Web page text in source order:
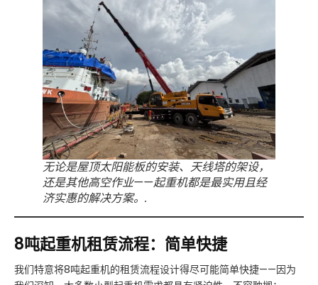
无论是屋顶太阳能板的安装、天线塔的架设，
还是其他高空作业——起重机都是最实用且经
济实惠的解决方案。.
8吨起重机租赁流程：简单快捷
我们特意将8吨起重机的租赁流程设计得尽可能简单快捷——因为